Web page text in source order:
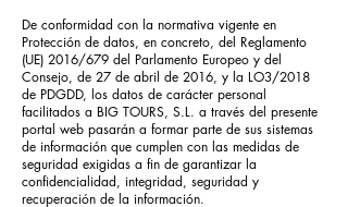
De conformidad con la normativa vigente en
Protección de datos, en concreto, del Reglamento
(UE) 2016/679 del Parlamento Europeo y del
Consejo, de 27 de abril de 2016, y la LO3/2018
de PDGDD, los datos de carácter personal
facilitados a BIG TOURS, S.L. a través del presente
portal web pasarán a formar parte de sus sistemas
de información que cumplen con las medidas de
seguridad exigidas a fin de garantizar la
confidencialidad, integridad, seguridad y
recuperación de la información.